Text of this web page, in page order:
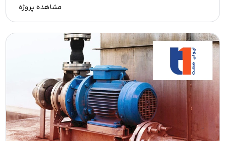
مشاهده پروژه